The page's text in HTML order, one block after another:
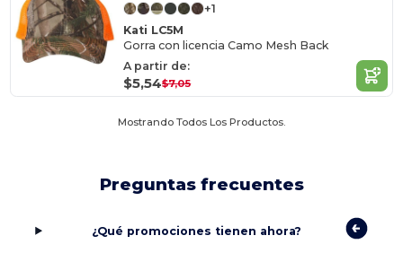
+1
Kati LC5M
Gorra con licencia Camo Mesh Back
A partir de:
$5,54$7,05
Mostrando Todos Los Productos.
Preguntas frecuentes
¿Qué promociones tienen ahora?